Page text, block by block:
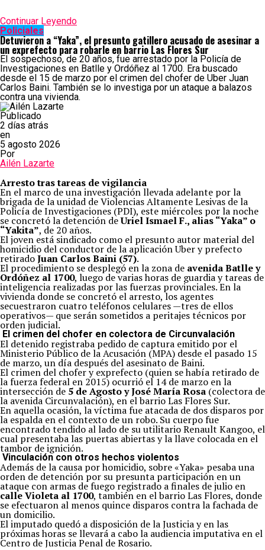
Continuar Leyendo
Policiales
Detuvieron a “Yaka”, el presunto gatillero acusado de asesinar a
un exprefecto para robarle en barrio Las Flores Sur
El sospechoso, de 20 años, fue arrestado por la Policía de
Investigaciones en Batlle y Ordóñez al 1700. Era buscado
desde el 15 de marzo por el crimen del chofer de Uber Juan
Carlos Baini. También se lo investiga por un ataque a balazos
contra una vivienda.
Publicado
2 días atrás
en
5 agosto 2026
Por
Ailén Lazarte
Arresto tras tareas de vigilancia
En el marco de una investigación llevada adelante por la
brigada de la unidad de Violencias Altamente Lesivas de la
Policía de Investigaciones (PDI), este miércoles por la noche
se concretó la detención deUriel Ismael F., alias “Yaka” o
“Yakita”, de 20 años.
El joven está sindicado como el presunto autor material del
homicidio del conductor de la aplicación Uber y prefecto
retiradoJuan Carlos Baini (57).
El procedimiento se desplegó en la zona de avenida Batlle y
Ordóñez al 1700, luego de varias horas de guardia y tareas de
inteligencia realizadas por las fuerzas provinciales. En la
vivienda donde se concretó el arresto, los agentes
secuestraron cuatro teléfonos celulares —tres de ellos
operativos— que serán sometidos a peritajes técnicos por
orden judicial.
El crimen del chofer en colectora de Circunvalación
El detenido registraba pedido de captura emitido por el
Ministerio Público de la Acusación (MPA) desde el pasado 15
de marzo, un día después del asesinato de Baini.
El crimen del chofer y exprefecto (quien se había retirado de
la fuerza federal en 2015) ocurrió el 14 de marzo en la
intersección de 5 de Agosto y José María Rosa (colectora de
la avenida Circunvalación), en el barrio Las Flores Sur.
En aquella ocasión, la víctima fue atacada de dos disparos por
la espalda en el contexto de un robo. Su cuerpo fue
encontrado tendido al lado de su utilitario Renault Kangoo, el
cual presentaba las puertas abiertas y la llave colocada en el
tambor de ignición.
Vinculación con otros hechos violentos
Además de la causa por homicidio, sobre «Yaka» pesaba una
orden de detención por su presunta participación en un
ataque con armas de fuego registrado a finales de julio en
calle Violeta al 1700, también en el barrio Las Flores, donde
se efectuaron al menos quince disparos contra la fachada de
un domicilio.
El imputado quedó a disposición de la Justicia y en las
próximas horas se llevará a cabo la audiencia imputativa en el
Centro de Justicia Penal de Rosario.